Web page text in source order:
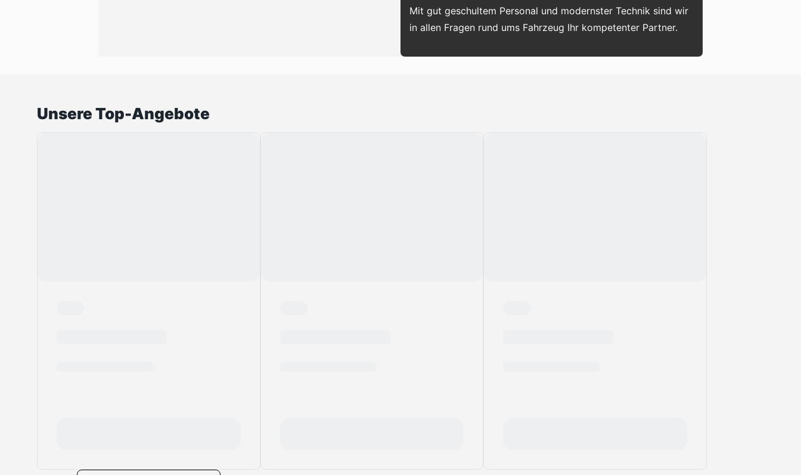
Mit gut geschultem Personal und modernster Technik sind wir
in allen Fragen rund ums Fahrzeug Ihr kompetenter Partner.
Unsere Top-Angebote